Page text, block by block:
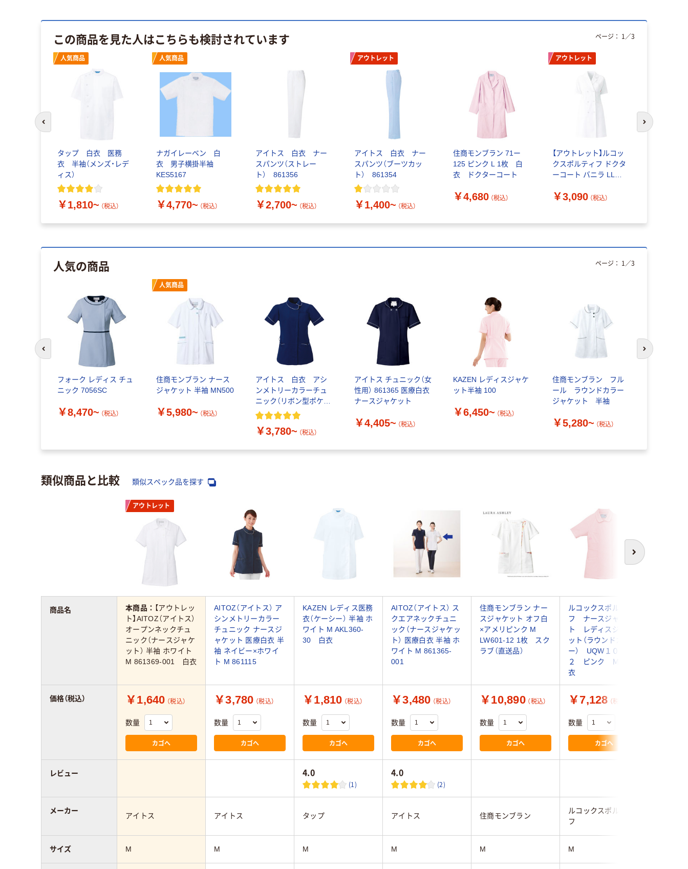
この商品を見た人はこちらも検討されています
人気商品
タップ 白衣 医務
衣 半袖（メンズ・レデ
ィス）
￥1,810~ （税込）
人気商品
ナガイレーベン 白
衣 男子横掛半袖
KES5167
￥4,770~ （税込）
アイトス 白衣 ナー
スパンツ（ストレー
ト） 861356
￥2,700~ （税込）
アウトレット
アイトス 白衣 ナー
スパンツ（ブーツカッ
ト） 861354
￥1,400~ （税込）
住商モンブラン 71ー
125 ピンク L 1枚 白
衣 ドクターコート
￥4,680 （税込）
アウトレット
【アウトレット】ルコッ
クスポルティフ ドクタ
ーコート バニラ LL
品）
￥3,090 （税込）
ページ： 1 ／3
次のスライド
人気の商品
フォーク レディス チュ
ニック 7056SC
￥8,470~ （税込）
人気商品
住商モンブラン ナース
ジャケット 半袖 MN500
￥5,980~ （税込）
アイトス 白衣 アシ
ンメトリーカラーチュ
ニック（リボン型ポケッ
ト）
￥3,780~ （税込）
アイトス チュニック（女
性用） 861365 医療白衣
ナースジャケット
￥4,405~ （税込）
KAZEN レディスジャケ
ット半袖 100
￥6,450~ （税込）
住商モンブラン フル
ール ラウンドカラー
ジャケット 半袖
￥5,280~ （税込）
ページ： 1 ／3
前のスライドへ 次のスライド
類似商品と比較 類似スペック品を探す
次へ
アウトレット
本商品： 【アウトレッ
ト】AITOZ（アイトス）
オープンネックチュ
ニック（ナースジャケ
ット） 半袖 ホワイト
M 861369-001 白衣
AITOZ（アイトス） ア
シンメトリーカラー
チュニック ナースジ
ャケット 医療白衣 半
袖 ネイビー×ホワイ
ト M 861115
KAZEN レディス医務
衣（ケーシー） 半袖 ホ
ワイト M AKL360-
30 白衣
AITOZ（アイトス） ス
クエアネックチュニ
ック（ナースジャケッ
ト） 医療白衣 半袖 ホ
ワイト M 861365-
001
住商モンブラン ナー
スジャケット オフ白
×アメリピンク M
LW601-12 1枚 スク
ラブ（直送品）
ルコックスポルティ
フ ナースジャケッ
ト レディスジャケ
ット（ラウンドカラ
ー） UQW１０１
２ ピンク Ｍ 白
衣
￥1,640 （税込）
数量
カゴへ
￥3,780 （税込）
数量
カゴへ
￥1,810 （税込）
数量
カゴへ
￥3,480 （税込）
数量
カゴへ
￥10,890 （税込）
数量
カゴへ
￥7,128 （税込）
数量
カゴへ
4.0
(1)
4.0
(2)
アイトス アイトス タップ アイトス 住商モンブラン
ルコックスポルティ
フ
M M M M M M
商品名
価格（税込）
レビュー
メーカー
サイズ